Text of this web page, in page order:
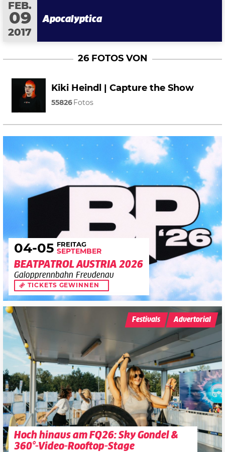
FEB.
09
2017
Apocalyptica
26 FOTOS VON
Kiki Heindl | Capture the Show
55826 Fotos
04-05 FREITAG
SEPTEMBER
BEATPATROL AUSTRIA 2026
Galopprennbahn Freudenau
TICKETS GEWINNEN
Hoch hinaus am FQ26: Sky Gondel &
360°-Video-Rooftop-Stage
Festivals Advertorial